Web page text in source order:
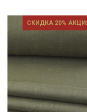
СКИДКА 20%
данных
Даю
Согласие на
информационных